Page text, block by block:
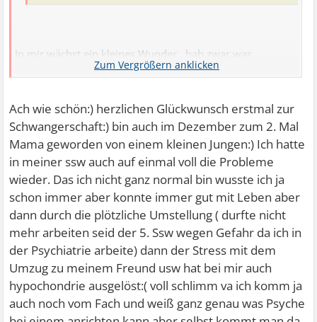
In mir wächst ein kleines Wunder.. hab zwar was
pflanzliches gegen die unruhe, die Gedanken
Meine Gedanken richten sich komplett gegen das Baby
und das macht mich wahnsinnig weil ich so nie im Leben
denken würde, Kinder sind alles für mich.
Ich schäme mich für diese Gedanken enorm. Hatte heute
ne Therapie Stunde und mein Arzt hat mir gesagt das ich
nicht wirklich gegen mein Kind bin dafür weine ich zu
sehr wenn ich das sage und bekomme herzschmerzen.
Liegt an meiner Vergangenheit.. meinem ex gegenüber..
hab schuldgefühle das ich jetzt ein Baby bekomme und es
ist nicht von ihm.
Ganz komplizierter Mist.
Mein Therapeut meinte zwar es gäbe Medikamente auch
Ach wie schön:) herzlichen Glückwunsch erstmal zur
Schwangerschaft:) bin auch im Dezember zum 2. Mal
Mama geworden von einem kleinen Jungen:) Ich hatte
in meiner ssw auch auf einmal voll die Probleme
wieder. Das ich nicht ganz normal bin wusste ich ja
schon immer aber konnte immer gut mit Leben aber
dann durch die plötzliche Umstellung ( durfte nicht
mehr arbeiten seid der 5. Ssw wegen Gefahr da ich in
der Psychiatrie arbeite) dann der Stress mit dem
Umzug zu meinem Freund usw hat bei mir auch
hypochondrie ausgelöst:( voll schlimm va ich komm ja
auch noch vom Fach und weiß ganz genau was Psyche